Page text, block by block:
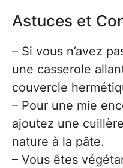
Astuces et
– Si vous n’avez
une casserole
couvercle
– Pour une mie
ajoutez une
nature à la pâte.
– Vous êtes